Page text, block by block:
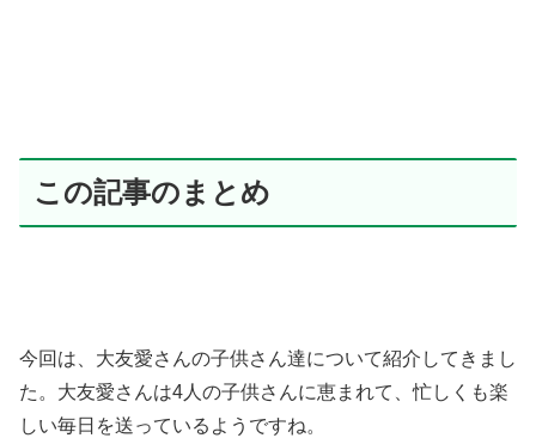
この記事のまとめ
今回は、大友愛さんの子供さん達について紹介してきまし
た。大友愛さんは4人の子供さんに恵まれて、忙しくも楽
しい毎日を送っているようですね。